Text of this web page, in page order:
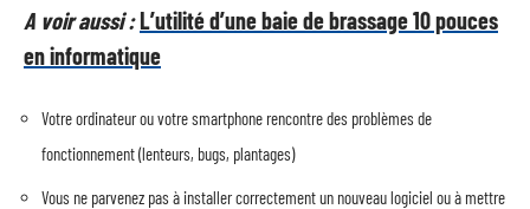
A voir aussi :L’utilité d’une baie de brassage 10 pouces
en informatique
Votre ordinateur ou votre smartphone rencontre des problèmes de
fonctionnement (lenteurs, bugs, plantages)
Vous ne parvenez pas à installer correctement un nouveau logiciel ou à mettre